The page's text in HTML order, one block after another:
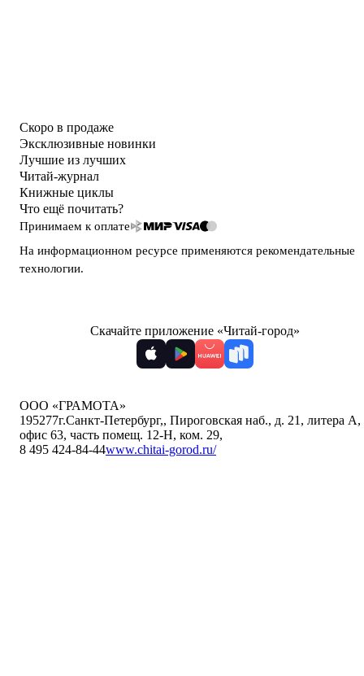
Скоро в продаже
Эксклюзивные новинки
Лучшие из лучших
Читай-журнал
Книжные циклы
Что ещё почитать?
Принимаем к оплате
На информационном ресурсе применяются рекомендательные
технологии.
Скачайте приложение «Читай-город»
ООО «ГРАМОТА»
195277г.Санкт-Петербург,, Пироговская наб., д. 21, литера А,
офис 63, часть помещ. 12-Н, ком. 29,
8 495 424-84-44www.chitai-gorod.ru/